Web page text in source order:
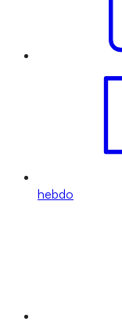
hebdo